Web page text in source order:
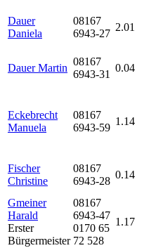
Dauer
Daniela
08167
6943-27
2.01
Dauer Martin
08167
6943-31
0.04
Eckebrecht
Manuela
08167
6943-59
1.14
Fischer
Christine
08167
6943-28
0.14
Gmeiner
Harald
Erster
Bürgermeister
08167
6943-47
0170 65
72 528
1.17